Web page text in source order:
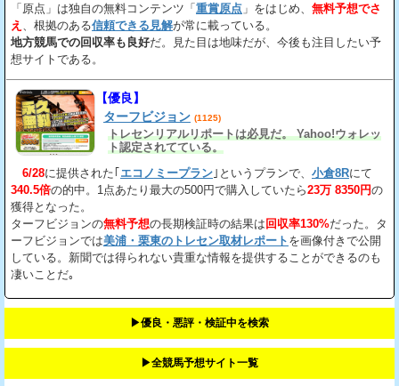
「原点」は独自の無料コンテンツ「重賞原点 」をはじめ、 無料予想でさ
え
、根拠のある信頼できる見解が常に載っている。
地方競馬での回収率も良好だ。見た目は地味だが、今後も注目したい予
想サイトである。
【優良】
ターフビジョン (1125)
トレセンリアルリポートは必見だ。 Yahoo!ウォレッ
ト認定されてている。
6/28に提供された｢エコノミープラン ｣というプランで、 小倉8Rにて
340.5倍の的中。1点あたり最大の500円で購入していたら23万 8350円の
獲得となった。
ターフビジョンの無料予想の長期検証時の結果は回収率130%だった。タ
ーフビジョンでは美浦・栗東のトレセン取材レポート を画像付きで公開
している。新聞では得られない貴重な情報を提供することができるのも
凄いことだ｡
▶︎優良・悪評・検証中を検索
▶︎全競馬予想サイト一覧